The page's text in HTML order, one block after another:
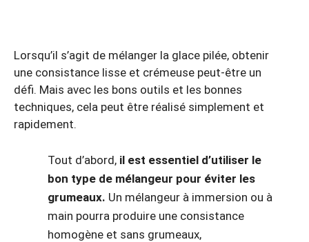
Lorsqu’il s’agit de mélanger la glace pilée, obtenir
une consistance lisse et crémeuse peut-être un
défi. Mais avec les bons outils et les bonnes
techniques, cela peut être réalisé simplement et
rapidement.
Tout d’abord, il est essentiel d’utiliser le
bon type de mélangeur pour éviter les
grumeaux. Un mélangeur à immersion ou à
main pourra produire une consistance
homogène et sans grumeaux,